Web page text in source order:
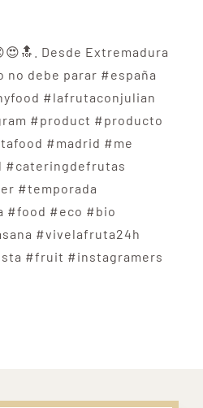
Desde Extremadura
no debe parar #españa
#lafrutaconjulian
#product #producto
#madrid #me
#cateringdefrutas
#temporada
#food #eco #bio
#vivelafruta24h
#fruit #instagramers